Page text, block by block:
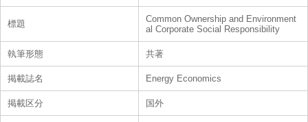
標題
Common Ownership and Environment
al Corporate Social Responsibility
執筆形態 共著
掲載誌名 Energy Economics
掲載区分 国外